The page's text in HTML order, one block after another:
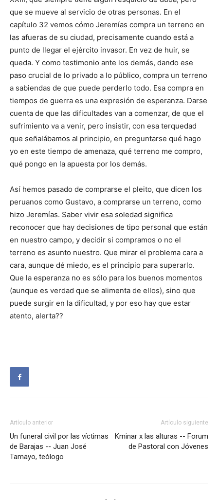
que se mueve al servicio de otras personas. En el
capítulo 32 vemos cómo Jeremías compra un terreno en
las afueras de su ciudad, precisamente cuando está a
punto de llegar el ejército invasor. En vez de huir, se
queda. Y como testimonio ante los demás, dando ese
paso crucial de lo privado a lo público, compra un terreno
a sabiendas de que puede perderlo todo. Esa compra en
tiempos de guerra es una expresión de esperanza. Darse
cuenta de que las dificultades van a comenzar, de que el
sufrimiento va a venir, pero insistir, con esa terquedad
que señalábamos al principio, en preguntarse qué hago
yo en este tiempo de amenaza, qué terreno me compro,
qué pongo en la apuesta por los demás.
Así hemos pasado de comprarse el pleito, que dicen los
peruanos como Gustavo, a comprarse un terreno, como
hizo Jeremías. Saber vivir esa soledad significa
reconocer que hay decisiones de tipo personal que están
en nuestro campo, y decidir si compramos o no el
terreno es asunto nuestro. Que mirar el problema cara a
cara, aunque dé miedo, es el principio para superarlo.
Que la esperanza no es sólo para los buenos momentos
(aunque es verdad que se alimenta de ellos), sino que
puede surgir en la dificultad, y por eso hay que estar
atento, alerta??
Artículo anterior
Un funeral civil por las víctimas
de Barajas -- Juan José
Tamayo, teólogo
Artículo siguiente
Kminar x las alturas -- Forum
de Pastoral con Jóvenes